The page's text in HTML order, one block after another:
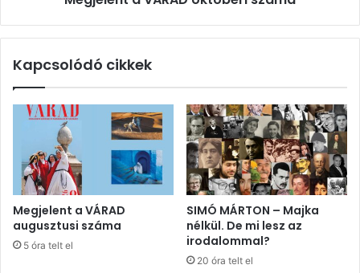
Kapcsolódó cikkek
Megjelent a VÁRAD
augusztusi száma
5 óra telt el
SIMÓ MÁRTON – Majka
nélkül. De mi lesz az
irodalommal?
20 óra telt el